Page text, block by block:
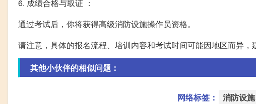
6. 成绩合格与取证 ：
通过考试后，你将获得高级消防设施操作员资格。
请注意，具体的报名流程、培训内容和考试时间可能因地区而异
其他小伙伴的相似问题：
网络标签： 消防设施